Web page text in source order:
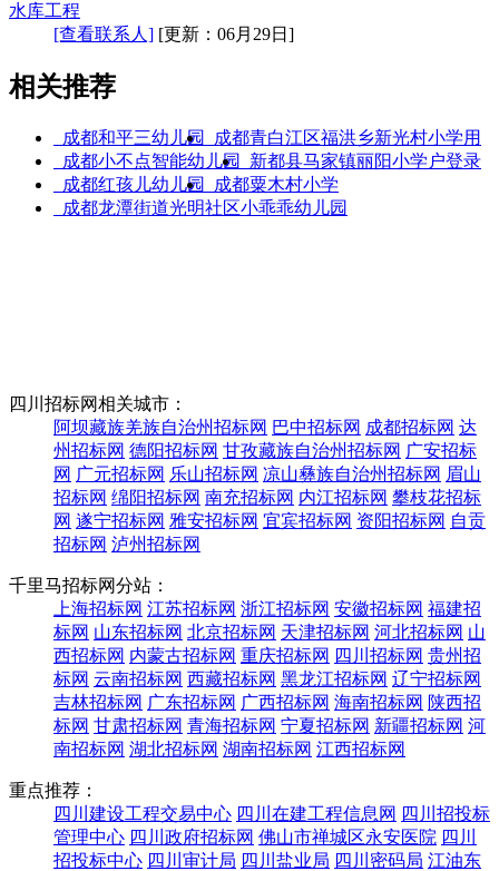
水库工程
[查看联系人] [更新：06月29日]
相关推荐
成都和平三幼儿园
成都青白江区福洪乡新光村小学
成都小不点智能幼儿园
新都县马家镇丽阳小学
成都红孩儿幼儿园
成都粟木村小学
成都龙潭街道光明社区小乖乖幼儿园
用
户登录
四川招标网相关城市：
阿坝藏族羌族自治州招标网 巴中招标网 成都招标网 达
州招标网 德阳招标网 甘孜藏族自治州招标网 广安招标
网 广元招标网 乐山招标网 凉山彝族自治州招标网 眉山
招标网 绵阳招标网 南充招标网 内江招标网 攀枝花招标
网 遂宁招标网 雅安招标网 宜宾招标网 资阳招标网 自贡
招标网 泸州招标网
千里马招标网分站：
上海招标网 江苏招标网 浙江招标网 安徽招标网 福建招
标网 山东招标网 北京招标网 天津招标网 河北招标网 山
西招标网 内蒙古招标网 重庆招标网 四川招标网 贵州招
标网 云南招标网 西藏招标网 黑龙江招标网 辽宁招标网
吉林招标网 广东招标网 广西招标网 海南招标网 陕西招
标网 甘肃招标网 青海招标网 宁夏招标网 新疆招标网 河
南招标网 湖北招标网 湖南招标网 江西招标网
重点推荐：
四川建设工程交易中心 四川在建工程信息网 四川招投标
管理中心 四川政府招标网 佛山市禅城区永安医院 四川
招投标中心 四川审计局 四川盐业局 四川密码局 江油东